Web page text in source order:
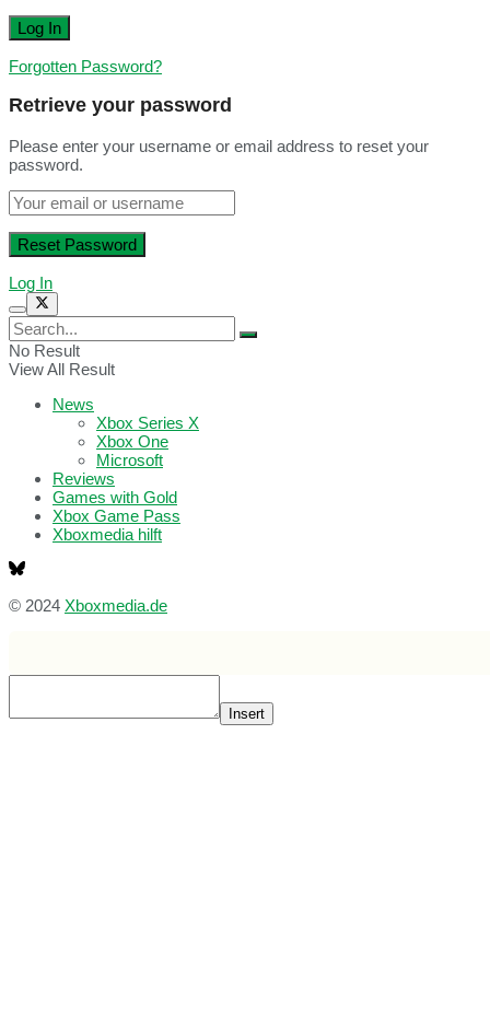
Forgotten Password?
Retrieve your password
Please enter your username or email address to reset your
password.
Log In
No Result
View All Result
News
Xbox Series X
Xbox One
Microsoft
Reviews
Games with Gold
Xbox Game Pass
Xboxmedia hilft
© 2024 Xboxmedia.de
Insert